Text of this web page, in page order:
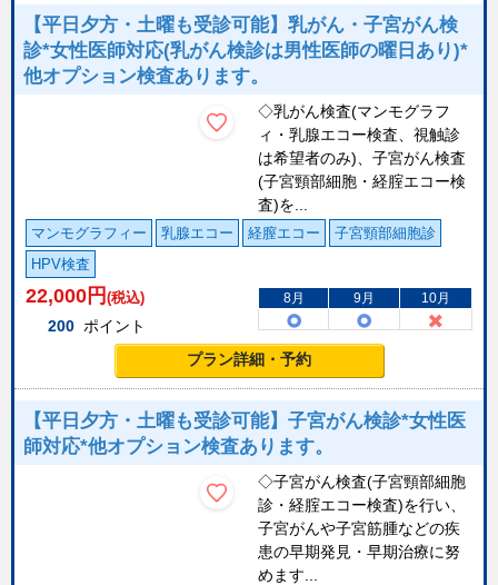
【平日夕方・土曜も受診可能】乳がん・子宮がん検
診*女性医師対応(乳がん検診は男性医師の曜日あり)*
他オプション検査あります。
◇乳がん検査(マンモグラフ
ィ・乳腺エコー検査、視触診
は希望者のみ)、子宮がん検査
(子宮頸部細胞・経腟エコー検
査)を...
マンモグラフィー 乳腺エコー 経膣エコー
子宮頸部細胞診
HPV検査
22,000 円 (税込)
200 ポイント
8月 9月 10月
プラン詳細・予約
【平日夕方・土曜も受診可能】子宮がん検診*女性医
師対応*他オプション検査あります。
◇子宮がん検査(子宮頸部細胞
診・経腟エコー検査)を行い、
子宮がんや子宮筋腫などの疾
患の早期発見・早期治療に努
めます...